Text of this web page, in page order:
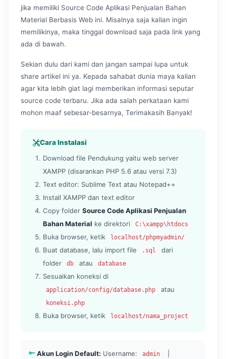
jika memiliki Source Code Aplikasi Penjualan Bahan
Material Berbasis Web ini. Misalnya saja kalian ingin
memilikinya, maka tinggal download saja pada link yang
ada di bawah.
Sekian dulu dari kami dan jangan sampai lupa untuk
share artikel ini ya. Kepada sahabat dunia maya kalian
agar kita lebih giat lagi memberikan informasi seputar
source code terbaru. Jika ada salah perkataan kami
mohon maaf sebesar-besarnya, Terimakasih Banyak!
Cara Instalasi
Download file Pendukung yaitu web server
XAMPP (disarankan PHP 5.6 atau versi 7.3)
Text editor: Sublime Text atau Notepad++
Install XAMPP dan text editor
Copy folder Source Code Aplikasi Penjualan
Bahan Material ke direktori C:\xampp\htdocs
Buka browser, ketik localhost/phpmyadmin/
Buat database, lalu import file .sql
dari
folder
db atau database
Sesuaikan koneksi di
application/config/database.php atau
koneksi.php
Buka browser, ketik localhost/nama_project
Akun Login Default: Username: admin